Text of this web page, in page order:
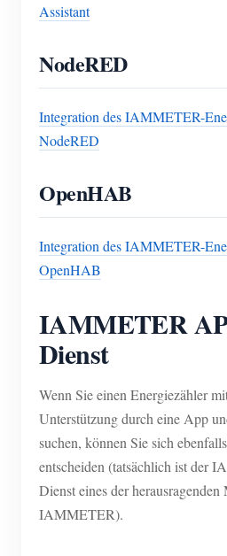
Assistant
NodeRED
Integration des IAMMETER-
NodeRED
OpenHAB
Integration des IAMMETER-
OpenHAB
IAMMETER
Dienst
Wenn Sie einen Energiezähler
Unterstützung durch eine App
suchen, können Sie sich
entscheiden (tatsächlich ist der
Dienst eines der
IAMMETER).